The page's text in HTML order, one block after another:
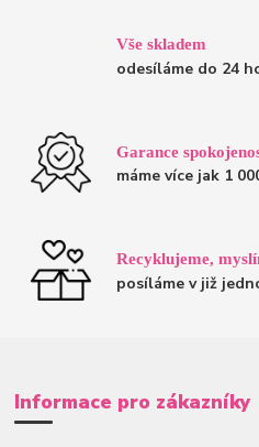
Vše skladem
odesíláme do 24
Garance
máme více jak 1
Recyklujeme,
posíláme v již
Informace pro zákazníky